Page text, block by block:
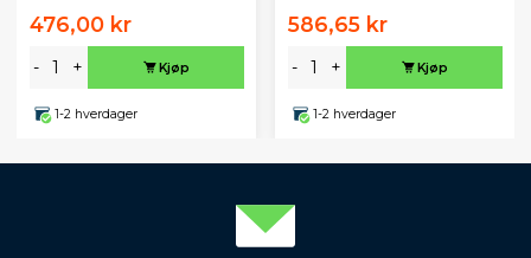
476,00 kr
- + Kjøp
1-2 hverdager
586,65 kr
- + Kjøp
1-2 hverdager